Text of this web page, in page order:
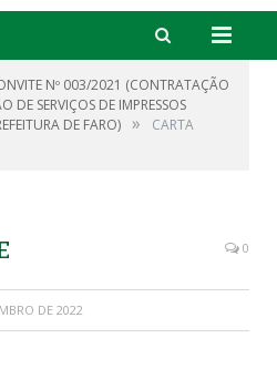
Nº 003/2021 (CONTRATAÇÃO
DE SERVIÇOS DE IMPRESSOS
DE FARO) »
CARTA
0
DE 2022